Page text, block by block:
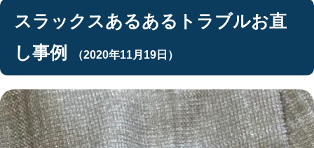
スラックスあるあるトラブルお直
し事例
（2020年11月19日）